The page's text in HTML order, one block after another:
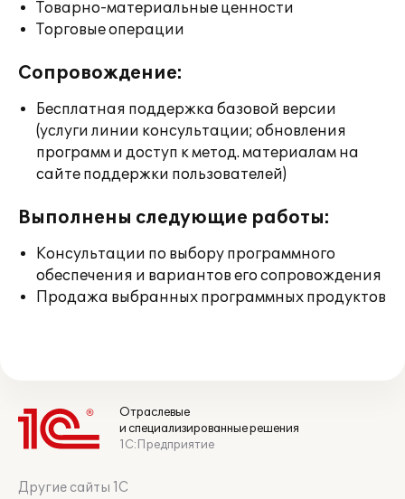
Товарно-материальные ценности
Торговые операции
Сопровождение:
Бесплатная поддержка базовой версии
(услуги линии консультации; обновления
программ и доступ к метод. материалам на
сайте поддержки пользователей)
Выполнены следующие работы:
Консультации по выбору программного
обеспечения и вариантов его сопровождения
Продажа выбранных программных продуктов
Отраслевые
и специализированные решения
1С:Предприятие
Другие сайты 1С